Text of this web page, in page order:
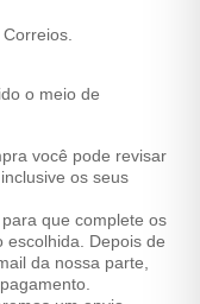
o meio de
você pode revisar
os seus
que complete os
Depois de
da nossa parte,